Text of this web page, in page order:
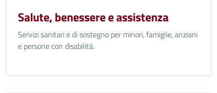
Salute, benessere e assistenza
Servizi sanitari e di sostegno per minori, famiglie, anziani
e persone con disabilità.